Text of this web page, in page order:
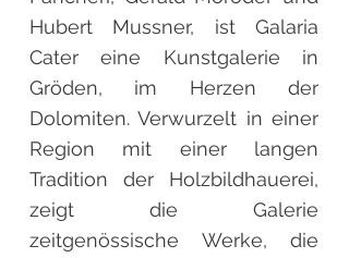
Hubert Mussner, ist Galaria
Cater eine Kunstgalerie in
Gröden, im Herzen der
Dolomiten. Verwurzelt in einer
Region mit einer langen
Tradition der Holzbildhauerei,
zeigt die Galerie
zeitgenössische Werke, die